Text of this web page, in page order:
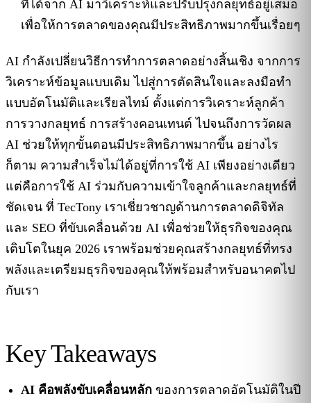
ที่ได้จาก AI มาวิเคราะห์และปรับปรุงกลยุทธ์อยู่เสมอ
เพื่อให้การตลาดของคุณมีประสิทธิภาพมากขึ้นเรื่อยๆ
AI กำลังเปลี่ยนวิธีการทำการตลาดอย่างสิ้นเชิง จากการ
วิเคราะห์ข้อมูลแบบเดิม ไปสู่การตัดสินใจและลงมือทำ
แบบอัตโนมัติและเรียลไทม์ ตั้งแต่การวิเคราะห์ลูกค้า
การวางกลยุทธ์ การสร้างคอนเทนต์ ไปจนถึงการวัดผล
AI ช่วยให้ทุกขั้นตอนมีประสิทธิภาพมากขึ้น อย่างไร
ก็ตาม ความสำเร็จไม่ได้อยู่ที่การใช้ AI เพียงอย่างเดียว
แต่คือการใช้ AI ร่วมกับความเข้าใจลูกค้าและกลยุทธ์ที่
ชัดเจน ที่ TecTony เราเชี่ยวชาญด้านการตลาดดิจิทัล
และ SEO ที่ขับเคลื่อนด้วย AI เพื่อช่วยให้ธุรกิจของคุณ
เติบโตในยุค 2026 เราพร้อมช่วยคุณสร้างกลยุทธ์ที่ทรง
พลังและเตรียมธุรกิจของคุณให้พร้อมสำหรับอนาคตไป
กับเรา
Key Takeaways
AI คือพลังขับเคลื่อนหลัก ของการตลาดอัตโนมัติในปี